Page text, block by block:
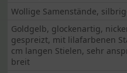
Wollige Samenstände,
Goldgelb, glockenartig,
gespreizt, mit lilafarbenen
cm langen Stielen, sehr
breit